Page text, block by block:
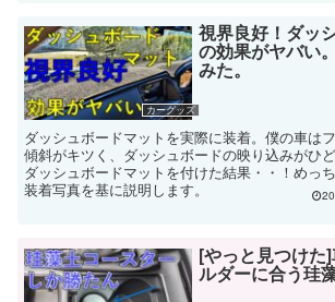
カーグッズ
視界良好！ダッ
の効果がヤバい
みた。
ダッシュボードマットを実際に装着。僕の車は
傾斜がキツく、ダッシュボードの映り込みがひ
ダッシュボードマットを付けた結果・・！めっ
装着写真を基に説明します。
[やっと見つけた
ルダーに合う珪